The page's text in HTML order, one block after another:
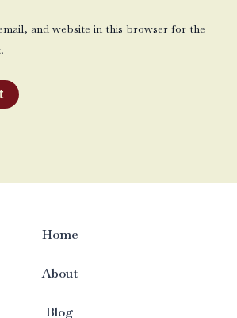
and website in this browser for the
Home
About
Blog